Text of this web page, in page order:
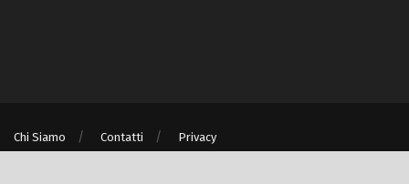
Chi Siamo Contatti Privacy